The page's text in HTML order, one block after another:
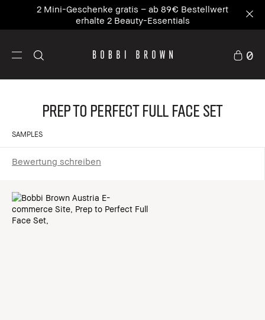
Unsere Nr. 1 Ikone – wo Pflege auf Primer trifft.
NEU Vitamin Enriched Face Base+Entdecke die
neue Ikone
0
Prep to Perfect Full Face Set
SAMPLES
Bewertung schreiben